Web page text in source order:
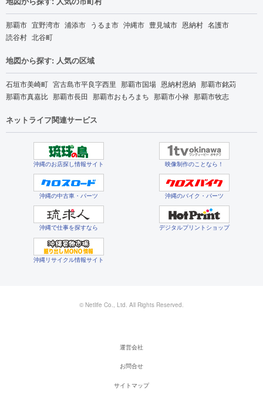
那覇市 宜野湾市 浦添市 うるま市 沖縄市 豊見城市 恩納村 名護市
読谷村 北谷町
地図から探す: 人気の区域
石垣市美崎町 宮古島市平良字西里 那覇市国場 恩納村恩納 那覇市銘苅
那覇市真嘉比 那覇市長田 那覇市おもろまち 那覇市小禄 那覇市牧志
ネットライフ関連サービス
沖縄のお店探し情報サイト 映像制作のことなら！
沖縄の中古車・パーツ 沖縄のバイク・パーツ
沖縄で仕事を探すなら デジタルプリントショップ
沖縄リサイクル情報サイト
© Netlife Co., Ltd. All Rights Reserved.
運営会社
お問合せ
サイトマップ